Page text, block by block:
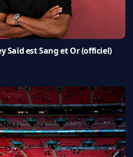
Saïd est Sang et Or (officiel)